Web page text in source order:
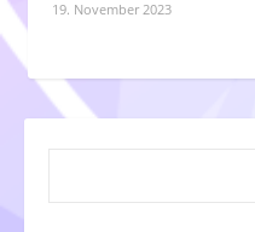
19. November 2023